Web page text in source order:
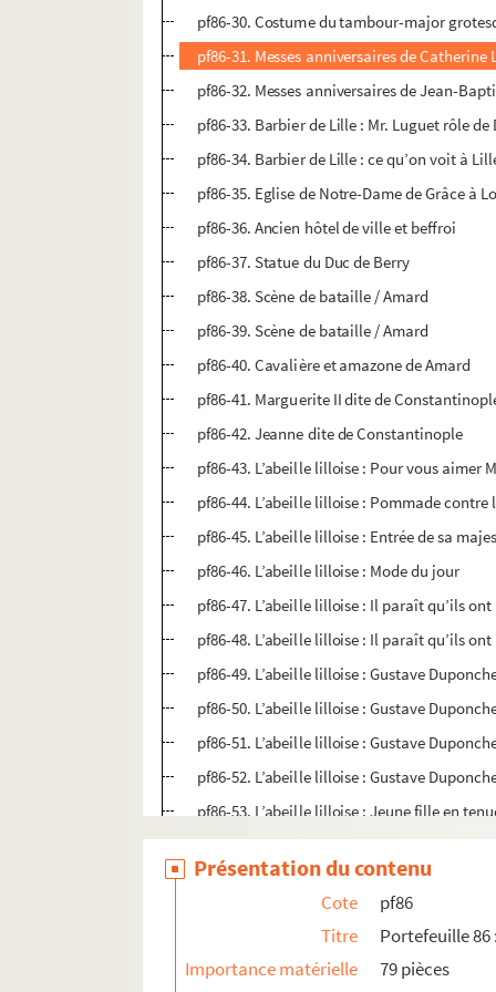
pf86-30. Costume du tambour-major
pf86-31. Messes anniversaires de Catherine
pf86-32. Messes anniversaires de Jean-
pf86-33. Barbier de Lille : Mr. Luguet rôle de
pf86-34. Barbier de Lille : ce qu’on voit à
pf86-35. Eglise de Notre-Dame de Grâce à
pf86-36. Ancien hôtel de ville et beffroi
pf86-37. Statue du Duc de Berry
pf86-38. Scène de bataille / Amard
pf86-39. Scène de bataille / Amard
pf86-40. Cavalière et amazone de Amard
pf86-41. Marguerite II dite de
pf86-42. Jeanne dite de Constantinople
pf86-43. L’abeille lilloise : Pour vous aimer
pf86-44. L’abeille lilloise : Pommade contre
pf86-45. L’abeille lilloise : Entrée de sa
pf86-46. L’abeille lilloise : Mode du jour
pf86-47. L’abeille lilloise : Il paraît qu’ils
pf86-48. L’abeille lilloise : Il paraît qu’ils
pf86-49. L’abeille lilloise : Gustave
pf86-50. L’abeille lilloise : Gustave
pf86-51. L’abeille lilloise : Gustave
pf86-52. L’abeille lilloise : Gustave
pf86-53. L’abeille lilloise : Jeune fille en
pf86-54. L’abeille lilloise : Deux chasseurs
pf86-55. L’abeille lilloise : Deux homme et
pf86-56. L’abeille lilloise : Deux femmes
pf86-57. L’abeille lilloise : Bal du théâtre
pf86-58. L’abeille lilloise : Jeune homme
Présentation du contenu
Cote
pf86
Titre
Portefeuille
Importance matérielle
79 pièces